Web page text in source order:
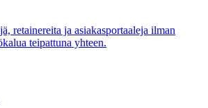
retainereita ja asiakasportaaleja ilman
teipattuna yhteen.